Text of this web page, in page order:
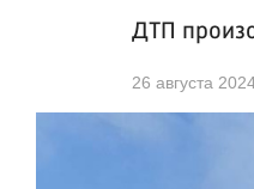
ДТП
26 августа